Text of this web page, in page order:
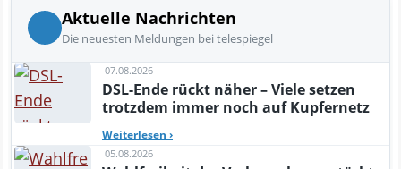
Aktuelle Nachrichten
Die neuesten Meldungen bei telespiegel
07.08.2026
DSL-Ende rückt näher – Viele setzen
trotzdem immer noch auf Kupfernetz
Weiterlesen ›
05.08.2026